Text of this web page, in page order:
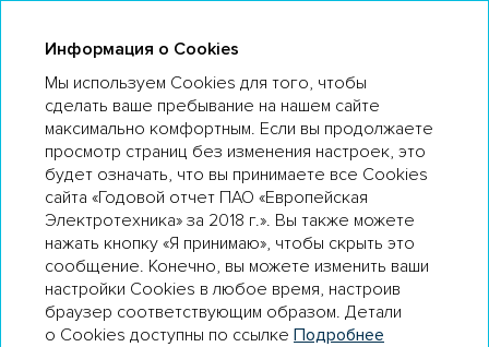
КЛЮЧЕВЫЕ АКТИВЫ И ГЕОГРАФИЯ
ДЕЯТЕЛЬНОСТИ
Информация о Cookies
Мы используем Cookies для того, чтобы
сделать ваше пребывание на нашем сайте
максимально комфортным. Если вы продолжаете
просмотр страниц без изменения настроек, это
будет означать, что вы принимаете все Cookies
сайта «Годовой отчет ПАО «Европейская
Электротехника» за 2018 г.». Вы также можете
нажать кнопку «Я принимаю», чтобы скрыть это
сообщение. Конечно, вы можете изменить ваши
настройки Cookies в любое время, настроив
браузер соответствующим образом. Детали
о Cookies доступны по ссылке Подробнее